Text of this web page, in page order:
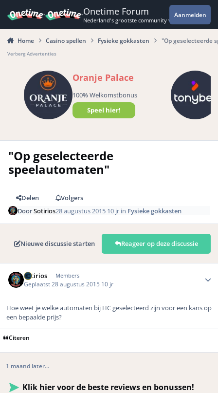
Onetime Forum
Nederland's grootste community voor de
Aanmelden
Home Casino spellen Fysieke gokkasten "Op geselecteerde
Verberg Advertenties
Oranje Palace
100% Welkomstbonus
Speel hier!
"Op geselecteerde
speelautomaten"
Delen
Volgers
DoorSotirios28 augustus 2015 10 jr in Fysieke gokkasten
Nieuwe discussie starten Reageer op deze discussie
Sotirios Members
Geplaatst 28 augustus 2015 10 jr
Hoe weet je welke automaten bij HC geselecteerd zijn voor een kans op
een bepaalde prijs?
Citeren
1 maand later...
Klik hier voor de beste reviews en bonussen!